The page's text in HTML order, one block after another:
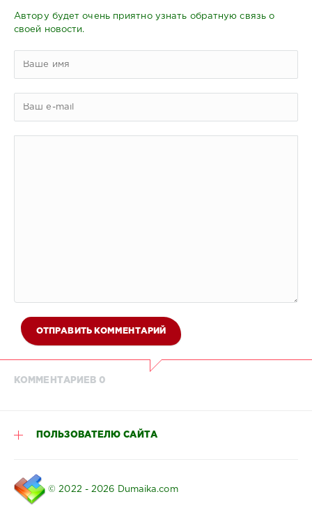
Автору будет очень приятно узнать обратную связь о
своей новости.
ОТПРАВИТЬ КОММЕНТАРИЙ
КОММЕНТАРИЕВ 0
ПОЛЬЗОВАТЕЛЮ САЙТА
© 2022 - 2026 Dumaika.com